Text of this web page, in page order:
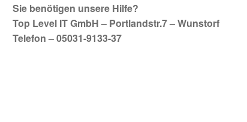
Sie benötigen unsere Hilfe?
Top Level IT GmbH – Portlandstr.7 – Wunstorf
Telefon – 05031-9133-37